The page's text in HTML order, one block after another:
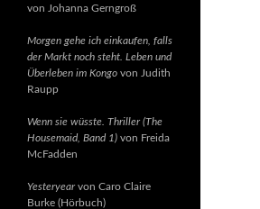
von Johanna Gerngroß
Morgen gehe ich einkaufen, falls
der Markt noch steht. Leben und
Überleben im Kongo von Judith
Raupp
Wenn sie wüsste. Thriller (The
Housemaid, Band 1) von Freida
McFadden
Yesteryearvon Caro Claire
Burke (Hörbuch)